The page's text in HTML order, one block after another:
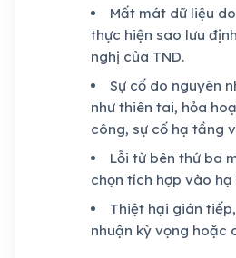
Mất mát dữ liệu
thực hiện sao lưu
nghị của TND.
Sự cố do nguyên
như thiên tai, hỏa
công, sự cố hạ tầng
Lỗi từ bên thứ ba
chọn tích hợp vào
Thiệt hại gián
nhuận kỳ vọng hoặc